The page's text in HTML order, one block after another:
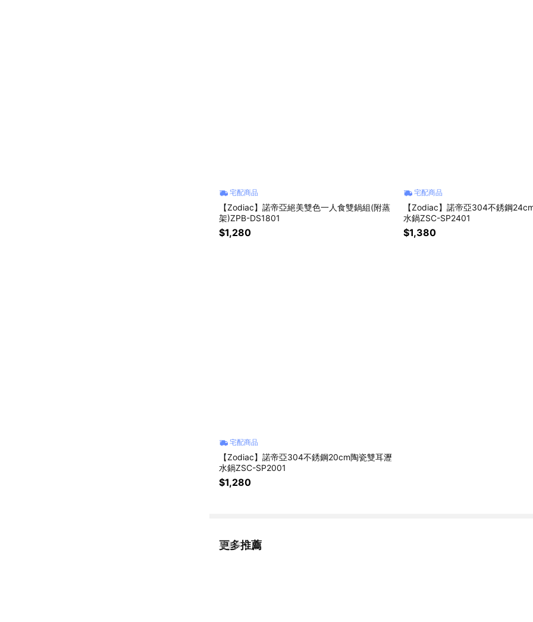
宅配商品
【Zodiac】諾帝亞絕美雙色一人食雙鍋組(附蒸
架)ZPB-DS1801
$1,280
宅配商品
【Zodiac】諾帝亞304不銹鋼
水鍋ZSC-SP2401
$1,380
宅配商品
【Zodiac】諾帝亞304不銹鋼20cm陶瓷雙耳瀝
水鍋ZSC-SP2001
$1,280
更多推薦
看更多